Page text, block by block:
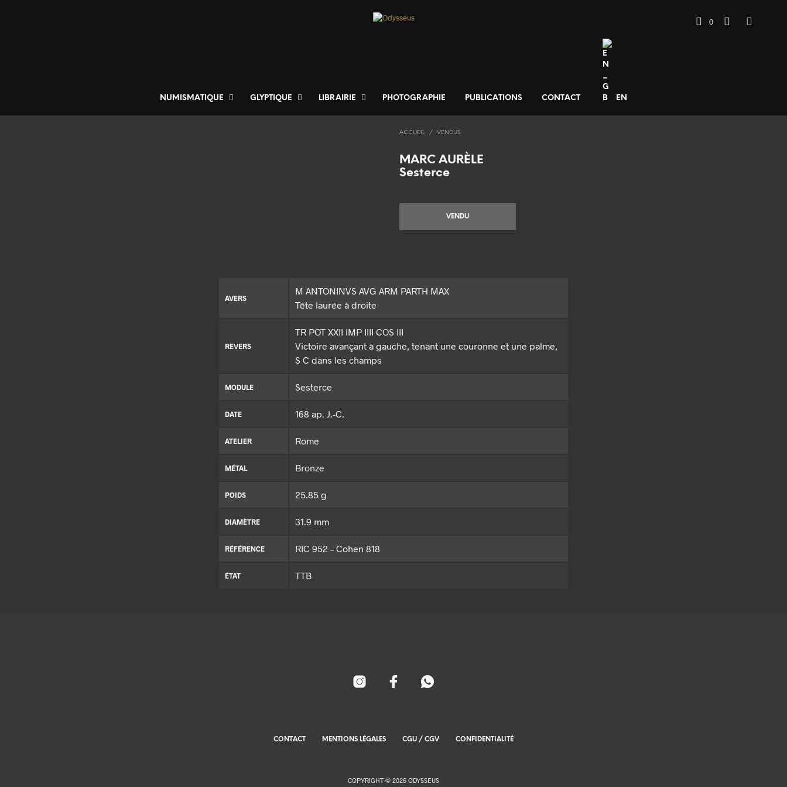
NUMISMATIQUE GLYPTIQUE LIBRAIRIE PHOTOGRAPHIE PUBLICATIONS CONTACT EN
0
ACCUEIL / VENDUS
MARC AURÈLE
Sesterce
VENDU
AVERS
M ANTONINVS AVG ARM PARTH MAX
Tête laurée à droite
REVERS
TR POT XXII IMP IIII COS III
Victoire avançant à gauche, tenant une couronne et une palme,
S C dans les champs
MODULE Sesterce
DATE 168 ap. J.-C.
ATELIER Rome
MÉTAL Bronze
POIDS 25.85 g
DIAMÈTRE 31.9 mm
RÉFÉRENCE RIC 952 – Cohen 818
ÉTAT TTB
CONTACT MENTIONS LÉGALES CGU / CGV CONFIDENTIALITÉ
COPYRIGHT © 2026 ODYSSEUS